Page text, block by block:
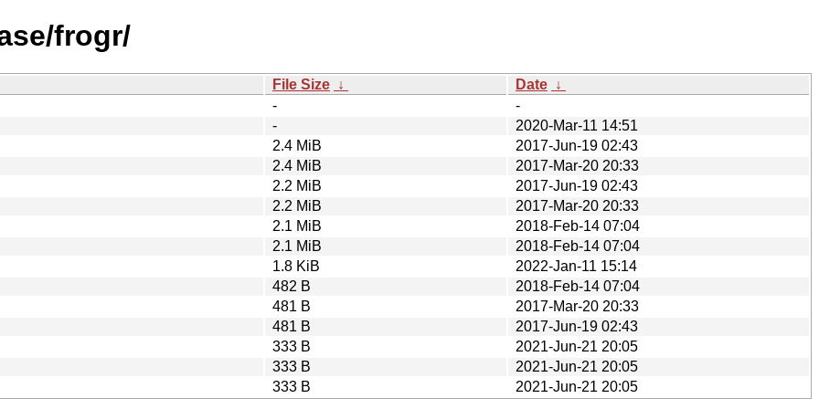
frogr/
File Size ↓ Date ↓
-
-
-
2020-Mar-11 14:51
2.4 MiB
2017-Jun-19 02:43
2.4 MiB
2017-Mar-20 20:33
2.2 MiB
2017-Jun-19 02:43
2.2 MiB
2017-Mar-20 20:33
2.1 MiB
2018-Feb-14 07:04
2.1 MiB
2018-Feb-14 07:04
1.8 KiB
2022-Jan-11 15:14
482 B
2018-Feb-14 07:04
481 B
2017-Mar-20 20:33
481 B
2017-Jun-19 02:43
333 B
2021-Jun-21 20:05
333 B
2021-Jun-21 20:05
333 B
2021-Jun-21 20:05